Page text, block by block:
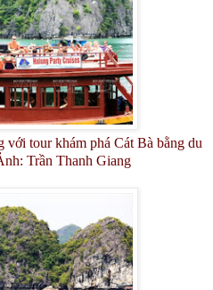
tour khám phá Cát Bà bằng du
Trần Thanh Giang